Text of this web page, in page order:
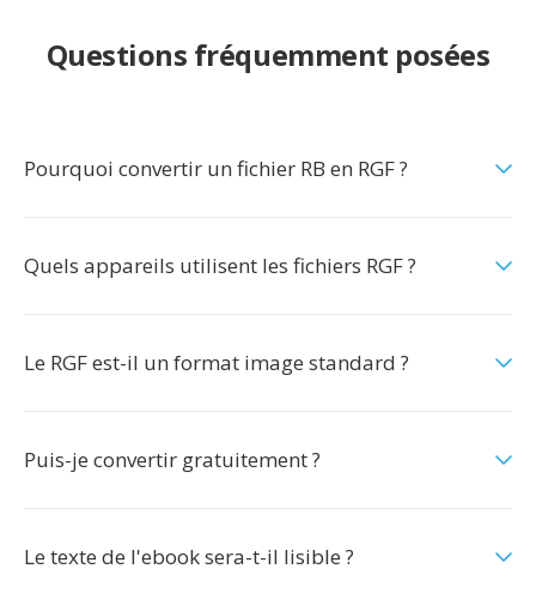
Questions fréquemment posées
Pourquoi convertir un fichier RB en RGF ?
Quels appareils utilisent les fichiers RGF ?
Le RGF est-il un format image standard ?
Puis-je convertir gratuitement ?
Le texte de l'ebook sera-t-il lisible ?